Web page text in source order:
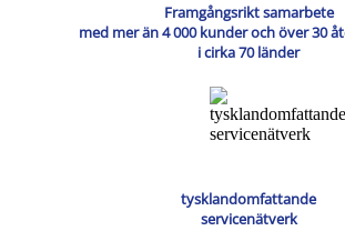
Framgångsrikt samarbete
med mer än 4 000 kunder och över 30
i cirka 70 länder
tysklandomfattande
servicenätverk